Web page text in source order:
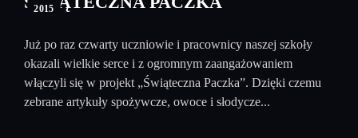
2015
Już po raz czwarty uczniowie i pracownicy naszej szkoły
okazali wielkie serce i z ogromnym zaangażowaniem
włączyli się w projekt „Świąteczna Paczka”. Dzięki czemu
zebrane artykuły spożywcze, owoce i słodycze...